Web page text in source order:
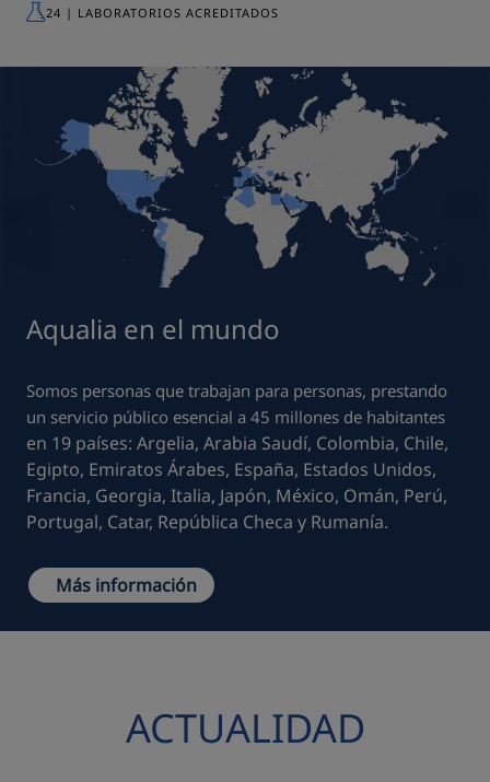
24 | LABORATORIOS ACREDITADOS
Aqualia en el mundo
Somos personas que trabajan para personas, prestando
un servicio público esencial a 45 millones de habitantes
en 19 países: Argelia, Arabia Saudí, Colombia, Chile,
Egipto, Emiratos Árabes, España, Estados Unidos,
Francia, Georgia, Italia, Japón, México, Omán, Perú,
Portugal, Catar, República Checa y Rumanía.
Más información
ACTUALIDAD